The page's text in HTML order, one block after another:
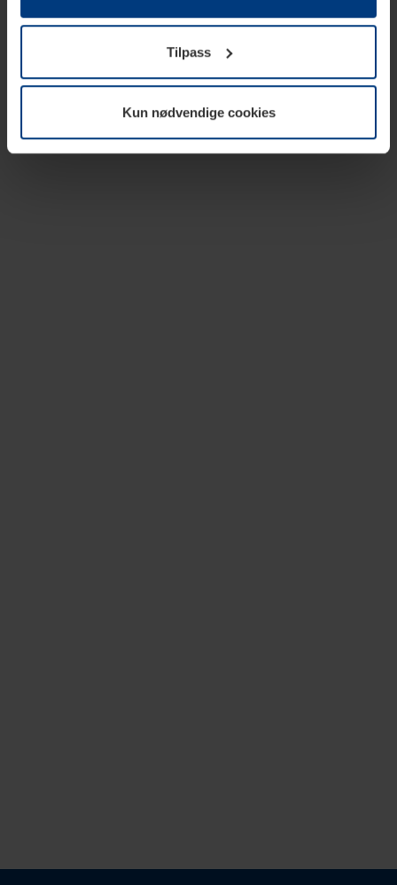
trenger vi din tillatelse. Du kan når som helst endre eller
tilbakekalle ditt samtykke i forklaringen av
informasjonskapselen på sidenPersonvernerklæringpå
Tilpass
Kun nødvendige cookies